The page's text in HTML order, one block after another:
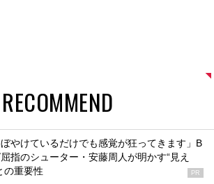
RECOMMEND
ぼやけているだけでも感覚が狂ってきます」B
指のシューター・安藤周人が明かす“見え
の重要性
PR